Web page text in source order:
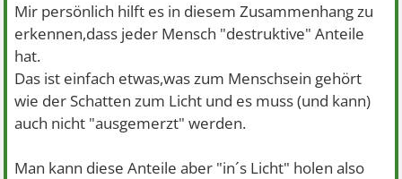
Mir persönlich hilft es in diesem Zusammenhang zu
erkennen,dass jeder Mensch "destruktive" Anteile
hat.
Das ist einfach etwas,was zum Menschsein gehört
wie der Schatten zum Licht und es muss (und kann)
auch nicht "ausgemerzt" werden.
Man kann diese Anteile aber "in´s Licht" holen also